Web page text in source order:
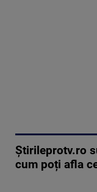
Știrileprotv.ro
cum poți afla